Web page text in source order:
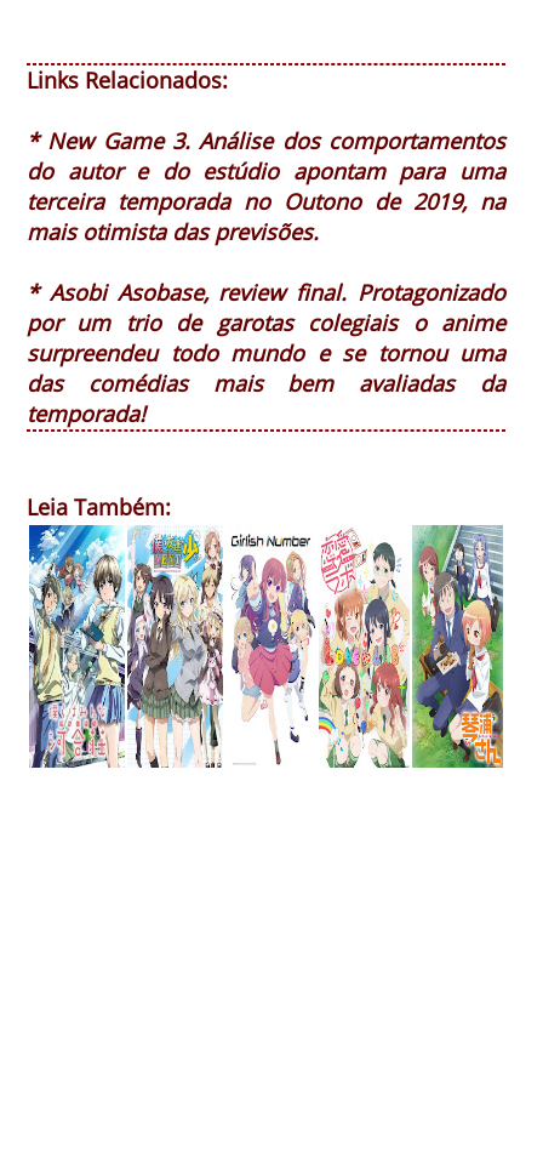
Links Relacionados:
* New Game 3. Análise dos comportamentos
do autor e do estúdio apontam para uma
terceira temporada no Outono de 2019, na
mais otimista das previsões.
* Asobi Asobase, review final. Protagonizado
por um trio de garotas colegiais o anime
surpreendeu todo mundo e se tornou uma
das comédias mais bem avaliadas da
temporada!
Leia Também: